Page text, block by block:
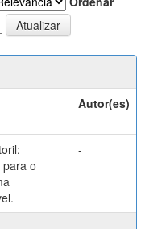
Autor(es)
o
-